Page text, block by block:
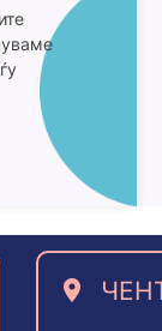
ЧЕНТО